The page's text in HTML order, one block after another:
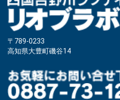
〒789-0233
高知県大豊町磯谷14